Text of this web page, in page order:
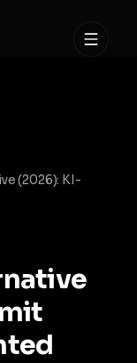
(2026): KI-